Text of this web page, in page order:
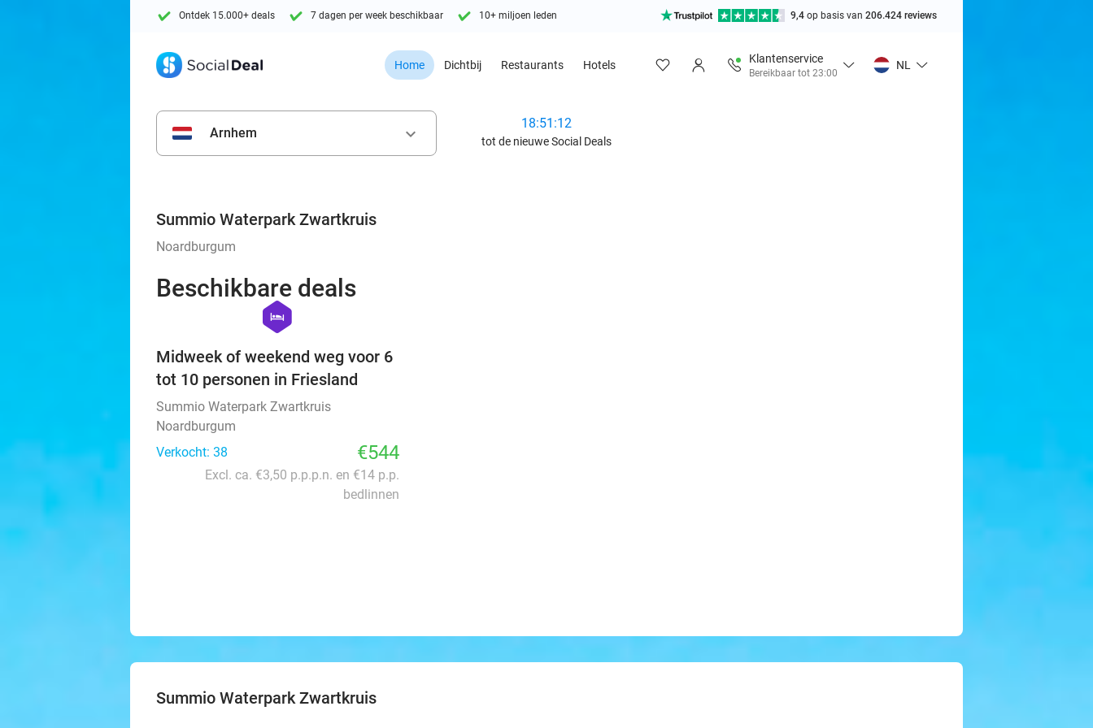
Ontdek 15.000+ deals 7 dagen per week beschikbaar 10+ miljoen leden 9,4 op basis van 206.424 reviews
Home Dichtbij Restaurants Hotels
Klantenservice
Bereikbaar tot 23:00
NL
Arnhem keyboard_arrow_down
18:51:10
tot de nieuwe Social Deals
Summio Waterpark Zwartkruis
Noardburgum
Beschikbare deals
hexagon
hotel
Midweek of weekend weg voor 6
tot 10 personen in Friesland
Summio Waterpark Zwartkruis
Noardburgum
Verkocht: 38
€544
Excl. ca. €3,50 p.p.p.n. en €14 p.p.
bedlinnen
Summio Waterpark Zwartkruis